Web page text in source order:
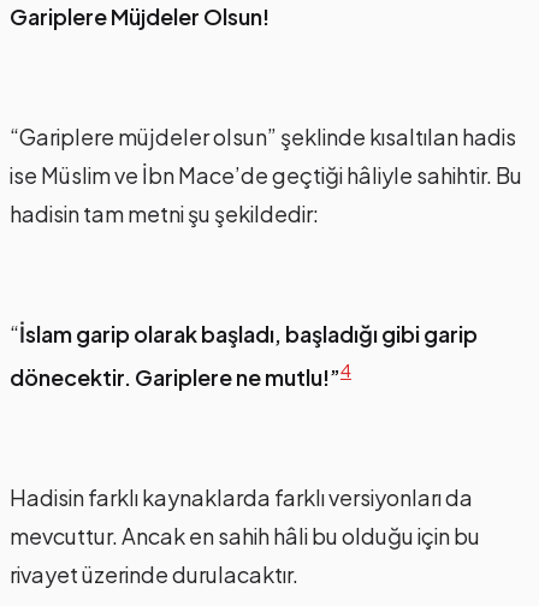
Gariplere Müjdeler Olsun!
“Gariplere müjdeler olsun” şeklinde kısaltılan hadis
ise Müslim ve İbn Mace’de geçtiği hâliyle sahihtir. Bu
hadisin tam metni şu şekildedir:
“İslam garip olarak başladı, başladığı gibi garip
dönecektir. Gariplere ne mutlu!”4
Hadisin farklı kaynaklarda farklı versiyonları da
mevcuttur. Ancak en sahih hâli bu olduğu için bu
rivayet üzerinde durulacaktır.